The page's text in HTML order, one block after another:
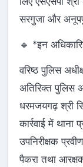
सरगुजा और
🔹 *इन
वरिष्ठ पुलिस
अतिरिक्त पुलिस
धरमजयगढ़ श्री
कार्रवाई में थाना
उपनिरीक्षक
पैकरा तथा